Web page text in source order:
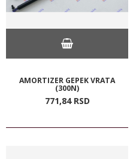
AMORTIZER GEPEK VRATA
(300N)
771,84 RSD